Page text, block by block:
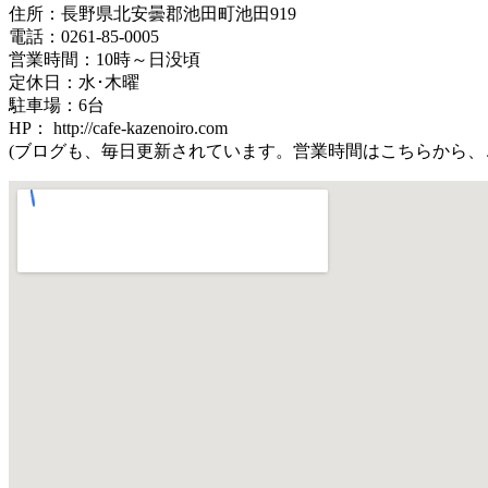
住所：長野県北安曇郡池田町池田919
電話：0261-85-0005
営業時間：10時～日没頃
定休日：水･木曜
駐車場：6台
HP： http://cafe-kazenoiro.com
(ブログも、毎日更新されています。営業時間はこちらから